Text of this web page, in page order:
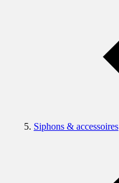
Siphons & accessoires